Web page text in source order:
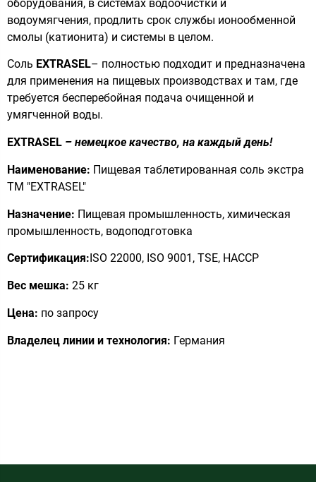
оборудования, в системах водоочистки и
водоумягчения, продлить срок службы ионообменной
смолы (катионита) и системы в целом.
Соль EXTRASEL– полностью подходит и предназначена
для применения на пищевых производствах и там, где
требуется бесперебойная подача очищенной и
умягченной воды.
EXTRASEL – немецкое качество, на каждый день!
Наименование: Пищевая таблетированная соль экстра
ТМ "EXTRASEL"
Назначение: Пищевая промышленность, химическая
промышленность, водоподготовка
Сертификация: ISO 22000, ISO 9001, TSE, HACCP
Вес мешка: 25 кг
Цена: по запросу
Владелец линии и технология: Германия